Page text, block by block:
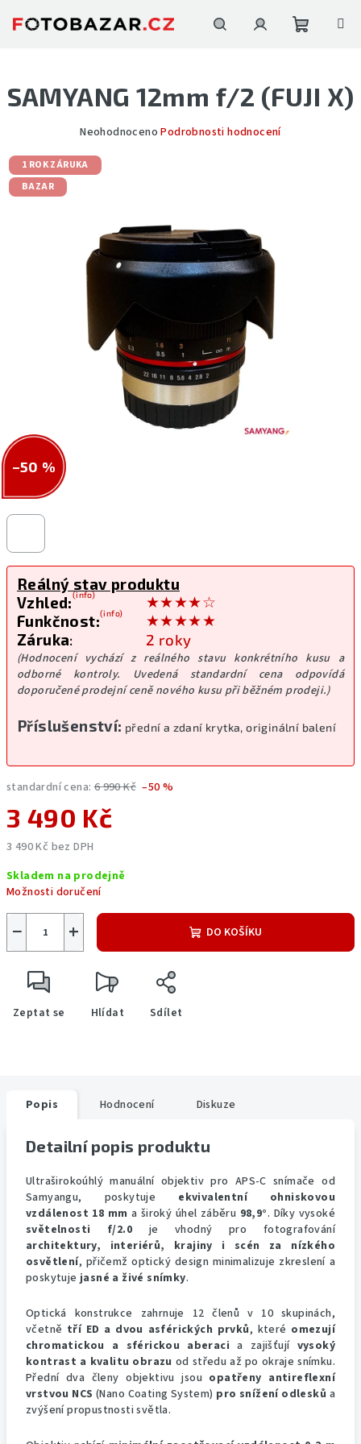
košík
Reálný stav produktu
Vzhled:(info) ★★★★☆
Funkčnost:(info) ★★★★★
Záruka: 2 roky
(Hodnocení vychází z reálného stavu konkrétního kusu a
odborné kontroly. Uvedená standardní cena odpovídá
doporučené prodejní ceně nového kusu při běžném prodeji.)
Příslušenství: přední a zdaní krytka, originální balení
standardní cena: 6 990 Kč –50 %
3 490 Kč
3 490 Kč bez DPH
cena:
Skladem na prodejně
Možnosti doručení
+
− DO KOŠÍKU
Zeptat se Hlídat Sdílet
SAMYANG 12mm f/2 (FUJI X)
Průměrné
produktu
je
hvězdiček.
Neohodnoceno Podrobnosti hodnocení
1 ROK ZÁRUKA
BAZAR
–50 %
Popis Hodnocení Diskuze
Detailní popis produktu
Ultraširokoúhlý manuální objektiv pro APS-C snímače od
Samyangu, poskytuje ekvivalentní ohniskovou
vzdálenost 18 mm a široký úhel záběru 98,9°. Díky vysoké
světelnosti f/2.0 je vhodný pro fotografování
architektury, interiérů, krajiny i scén za nízkého
osvětlení, přičemž optický design minimalizuje zkreslení a
poskytujejasné a živé snímky.
Optická konstrukce zahrnuje 12 členů v 10 skupinách,
včetně tří ED a dvou asférických prvků, které omezují
chromatickou a sférickou aberaci a zajišťují vysoký
kontrast a kvalitu obrazu od středu až po okraje snímku.
Přední dva členy objektivu jsou opatřeny antireflexní
vrstvou NCS (Nano Coating System) pro snížení odlesků a
zvýšení propustnosti světla.